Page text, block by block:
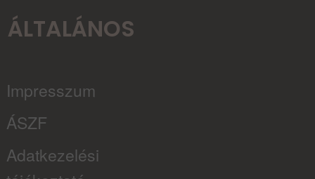
ÁLTALÁNOS
Impresszum
ÁSZF
Adatkezelési